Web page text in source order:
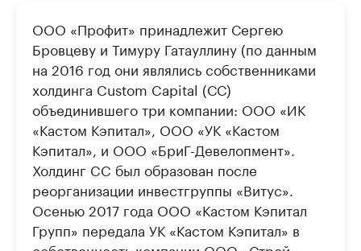
ООО «Профит» принадлежит Сергею
Бровцеву и Тимуру Гатауллину (по данным
на 2016 год они являлись собственниками
холдинга Custom Capital (СС)
объединившего три компании: ООО «ИК
«Кастом Кэпитал», ООО «УК «Кастом
Кэпитал», и ООО «БриГ-Девелопмент».
Холдинг CC был образован после
реорганизации инвестгруппы «Витус».
Осенью 2017 года ООО «Кастом Кэпитал
Групп» передала УК «Кастом Кэпитал» в